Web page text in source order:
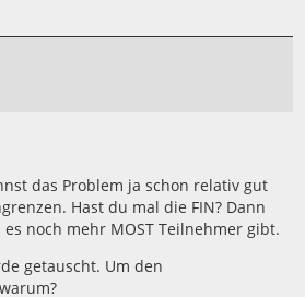
das Problem ja schon relativ gut
Hast du mal die FIN? Dann
noch mehr MOST Teilnehmer gibt.
getauscht. Um den